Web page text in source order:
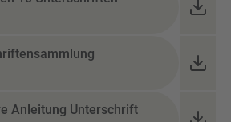
Anleitung Unterschrift